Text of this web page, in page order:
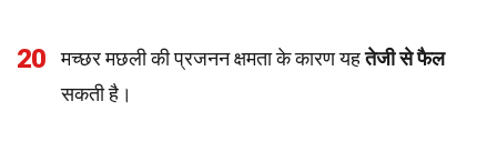
20 मच्छर मछली की प्रजनन क्षमता के कारण यहतेजी से फैल
सकती है।